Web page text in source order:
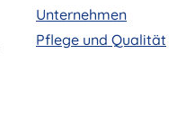
Unternehmen
Pflege und Qualität